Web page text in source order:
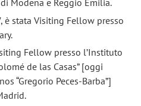
Modena e Reggio Emilia.
è stata Visiting Fellow presso
Fellow presso l’Instituto
de las Casas” [oggi
“Gregorio Peces-Barba”]